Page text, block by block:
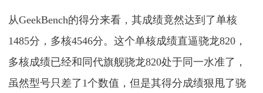
从GeekBench的得分来看，其成绩竟然达到了单核
1485分，多核4546分。这个单核成绩直逼骁龙820，
多核成绩已经和同代旗舰骁龙820处于同一水准了，
虽然型号只差了1个数值，但是其得分成绩狠甩了骁